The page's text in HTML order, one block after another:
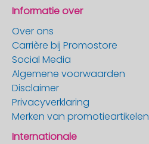
Informatie over
Over ons
Carrière bij Promostore
Social Media
Algemene voorwaarden
Disclaimer
Privacyverklaring
Merken van promotieartikelen
Internationale